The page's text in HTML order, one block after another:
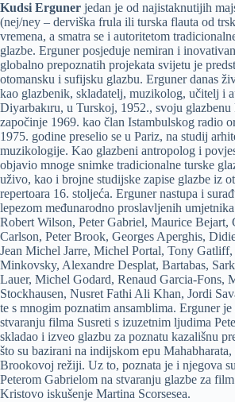
Kudsi Erguner jedan je od najistaknutijih
(nej/ney – derviška frula ili turska flauta od
vremena, a smatra se i autoritetom
glazbe. Erguner posjeduje nemiran i
globalno prepoznatih projekata svijetu je
otomansku i sufijsku glazbu. Erguner danas
kao glazbenik, skladatelj, muzikolog, učitelj i
Diyarbakıru, u Turskoj, 1952., svoju glazbenu
započinje 1969. kao član Istambulskog radio
1975. godine preselio se u Pariz, na studij
muzikologije. Kao glazbeni antropolog i
objavio mnoge snimke tradicionalne turske
uživo, kao i brojne studijske zapise glazbe iz
repertoara 16. stoljeća. Erguner nastupa i
lepezom međunarodno proslavljenih
Robert Wilson, Peter Gabriel, Maurice Bejart,
Carlson, Peter Brook, Georges Aperghis,
Jean Michel Jarre, Michel Portal, Tony
Minkovsky, Alexandre Desplat, Bartabas,
Lauer, Michel Godard, Renaud Garcia-Fons,
Stockhausen, Nusret Fathi Ali Khan, Jordi
te s mnogim poznatim ansamblima. Erguner
stvaranju filma Susreti s izuzetnim ljudima
skladao i izveo glazbu za poznatu kazališnu
što su bazirani na indijskom epu Mahabharata,
Brookovoj režiji. Uz to, poznata je i njegova
Peterom Gabrielom na stvaranju glazbe za
Kristovo iskušenje Martina Scorsesea.